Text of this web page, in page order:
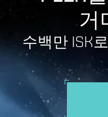
거
수백만 ISK